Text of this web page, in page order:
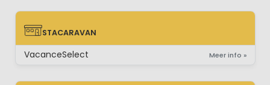
STACARAVAN
STACARAVAN
VacanceSelect Meer info »